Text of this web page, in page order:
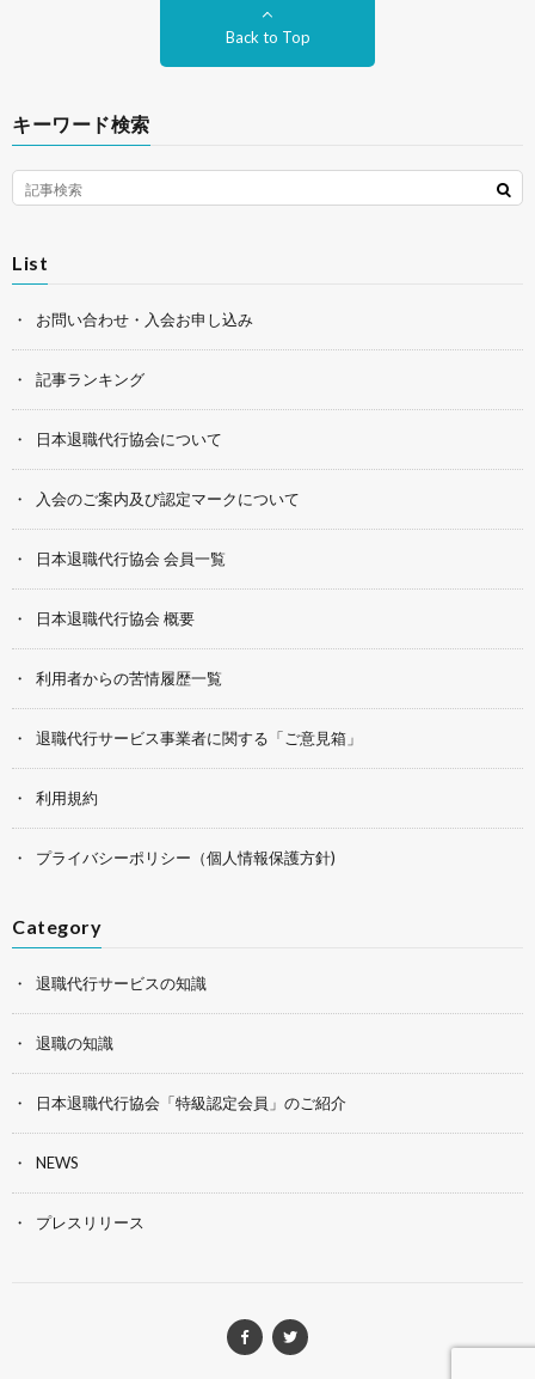
Back to Top
キーワード検索
List
お問い合わせ・入会お申し込み
記事ランキング
日本退職代行協会について
入会のご案内及び認定マークについて
日本退職代行協会 会員一覧
日本退職代行協会 概要
利用者からの苦情履歴一覧
退職代行サービス事業者に関する「ご意見箱」
利用規約
プライバシーポリシー（個人情報保護方針)
Category
退職代行サービスの知識
退職の知識
日本退職代行協会「特級認定会員」のご紹介
NEWS
プレスリリース